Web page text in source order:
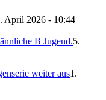
April 2026 - 10:44
B Jugend.5.
weiter aus1.